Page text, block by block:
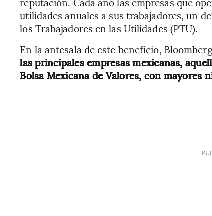
utilidades anuales a sus trabajadores, un
los Trabajadores en las Utilidades (PTU).
En la antesala de este beneficio,
las principales empresas mexicanas,
Bolsa Mexicana de Valores, con mayores